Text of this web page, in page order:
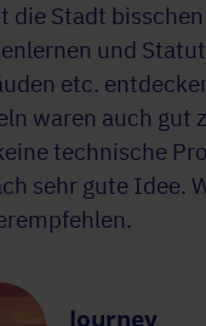
die Stadt
und
etc.
waren auch gut
technische
sehr gute Idee.
Journey